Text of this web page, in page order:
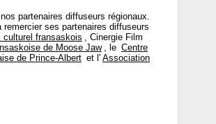
partenaires diffuseurs régionaux.
ses partenaires diffuseurs
culturel fransaskois , Cinergie Film
de Moose Jaw , le Centre
de Prince-Albert et l' Association